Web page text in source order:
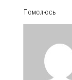
Помолюсь